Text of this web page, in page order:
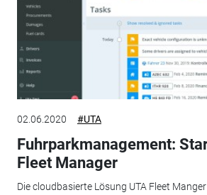
02.06.2020 #UTA
Fuhrparkmanagement:
Fleet Manager
Die cloudbasierte Lösung UTA Fleet